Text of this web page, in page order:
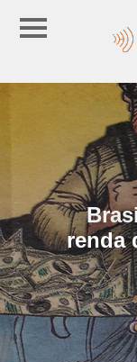
renda